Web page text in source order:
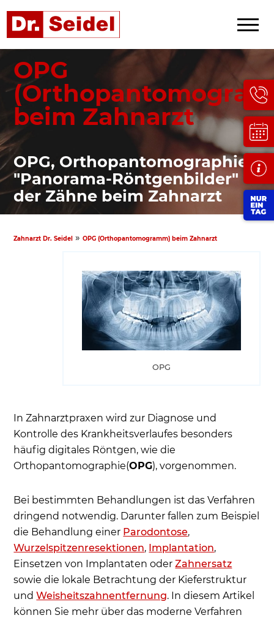
Zahnarzt Dr. Seidel »OPG (Orthopantomogramm) beim Zahnarzt
OPG
beim Zahnarzt
OPG, Orthopantomographie -
"Panorama-Röntgenbilder"
der Zähne beim Zahnarzt
OPG
In Zahnarztpraxen wird zur Diagnose und
Kontrolle des Krankheitsverlaufes besonders
häufig digitales Röntgen, wie die
Orthopantomographie(OPG), vorgenommen.
Bei bestimmten Behandlungen ist das Verfahren
dringend notwendig. Darunter fallen zum Beispiel
die Behandlung einer Parodontose,
Wurzelspitzenresektionen, Implantation,
Einsetzen von Implantaten oderZahnersatz
sowie die lokale Betrachtung der Kieferstruktur
undWeisheitszahnentfernung. In diesem Artikel
können Sie mehr über das moderne Verfahren